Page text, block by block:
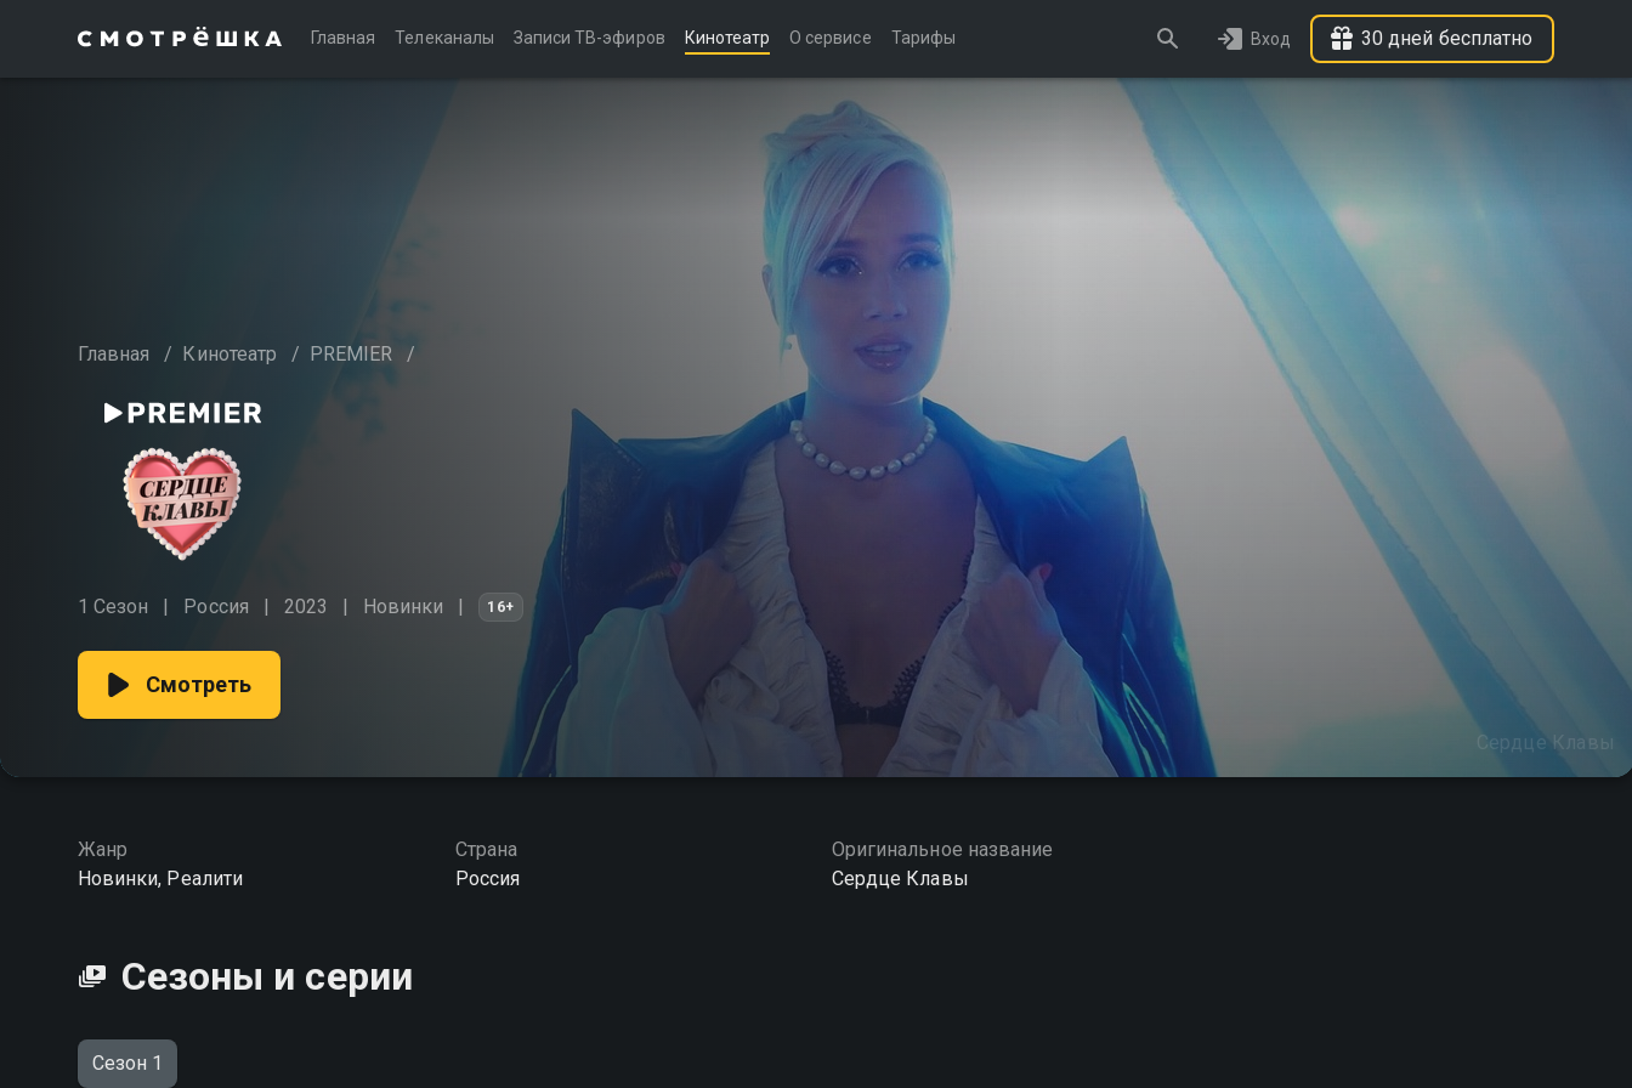
Главная Телеканалы Записи ТВ-эфиров Кинотеатр О сервисе Тарифы Вход 30 дней бесплатно
Главная / Кинотеатр / PREMIER /
1 Сезон Россия 2023 Новинки 16+
Сердце Клавы
Смотреть
Жанр
Новинки, Реалити
Страна
Россия
Оригинальное название
Сердце Клавы
Сезоны и серии
Сезон 1